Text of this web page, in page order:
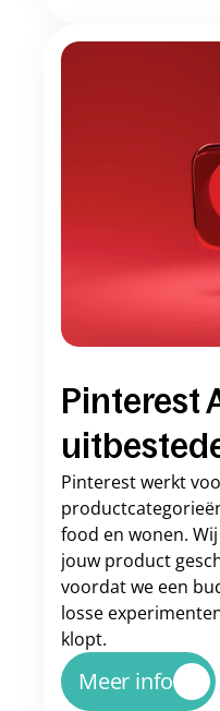
Pinterest
Pinterest werkt
food en wonen.
jouw product
voordat we een
losse
klopt.
Meer info